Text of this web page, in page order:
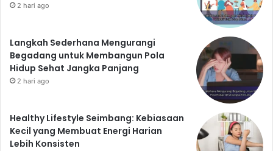
2 hari ago
Langkah Sederhana Mengurangi
Begadang untuk Membangun Pola
Hidup Sehat Jangka Panjang
2 hari ago
Healthy Lifestyle Seimbang: Kebiasaan
Kecil yang Membuat Energi Harian
Lebih Konsisten